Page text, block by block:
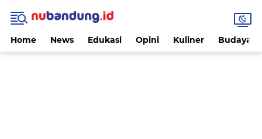
Home News Edukasi Opini Kuliner Budaya